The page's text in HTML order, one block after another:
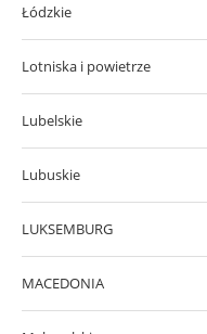
Łódzkie
Lotniska i powietrze
Lubelskie
Lubuskie
LUKSEMBURG
MACEDONIA